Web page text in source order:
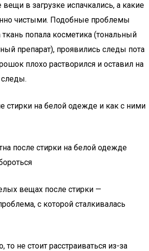
в загрузке испачкались, а какие
чистыми. Подобные проблемы
попала косметика (тональный
препарат), проявились следы пота
плохо растворился и оставил на
стирки на белой одежде и как с ними
вещах после стирки —
с которой сталкивалась
то не стоит расстраиваться из-за